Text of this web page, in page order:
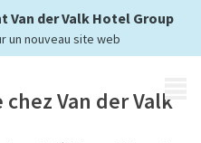
Van der Valk Hotel Group
un nouveau site web
de la famille
Van der Valk